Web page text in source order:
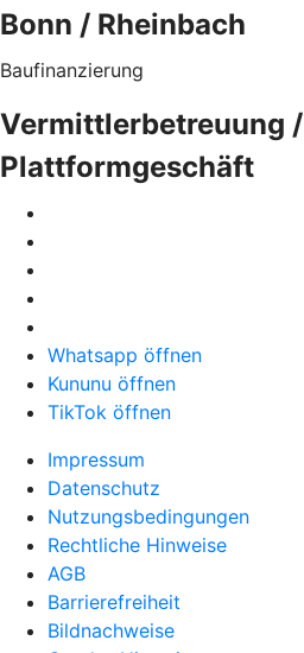
Bonn / Rheinbach
Baufinanzierung
Vermittlerbetreuung /
Plattformgeschäft
Whatsapp öffnen
Kununu öffnen
TikTok öffnen
Impressum
Datenschutz
Nutzungsbedingungen
Rechtliche Hinweise
AGB
Barrierefreiheit
Bildnachweise